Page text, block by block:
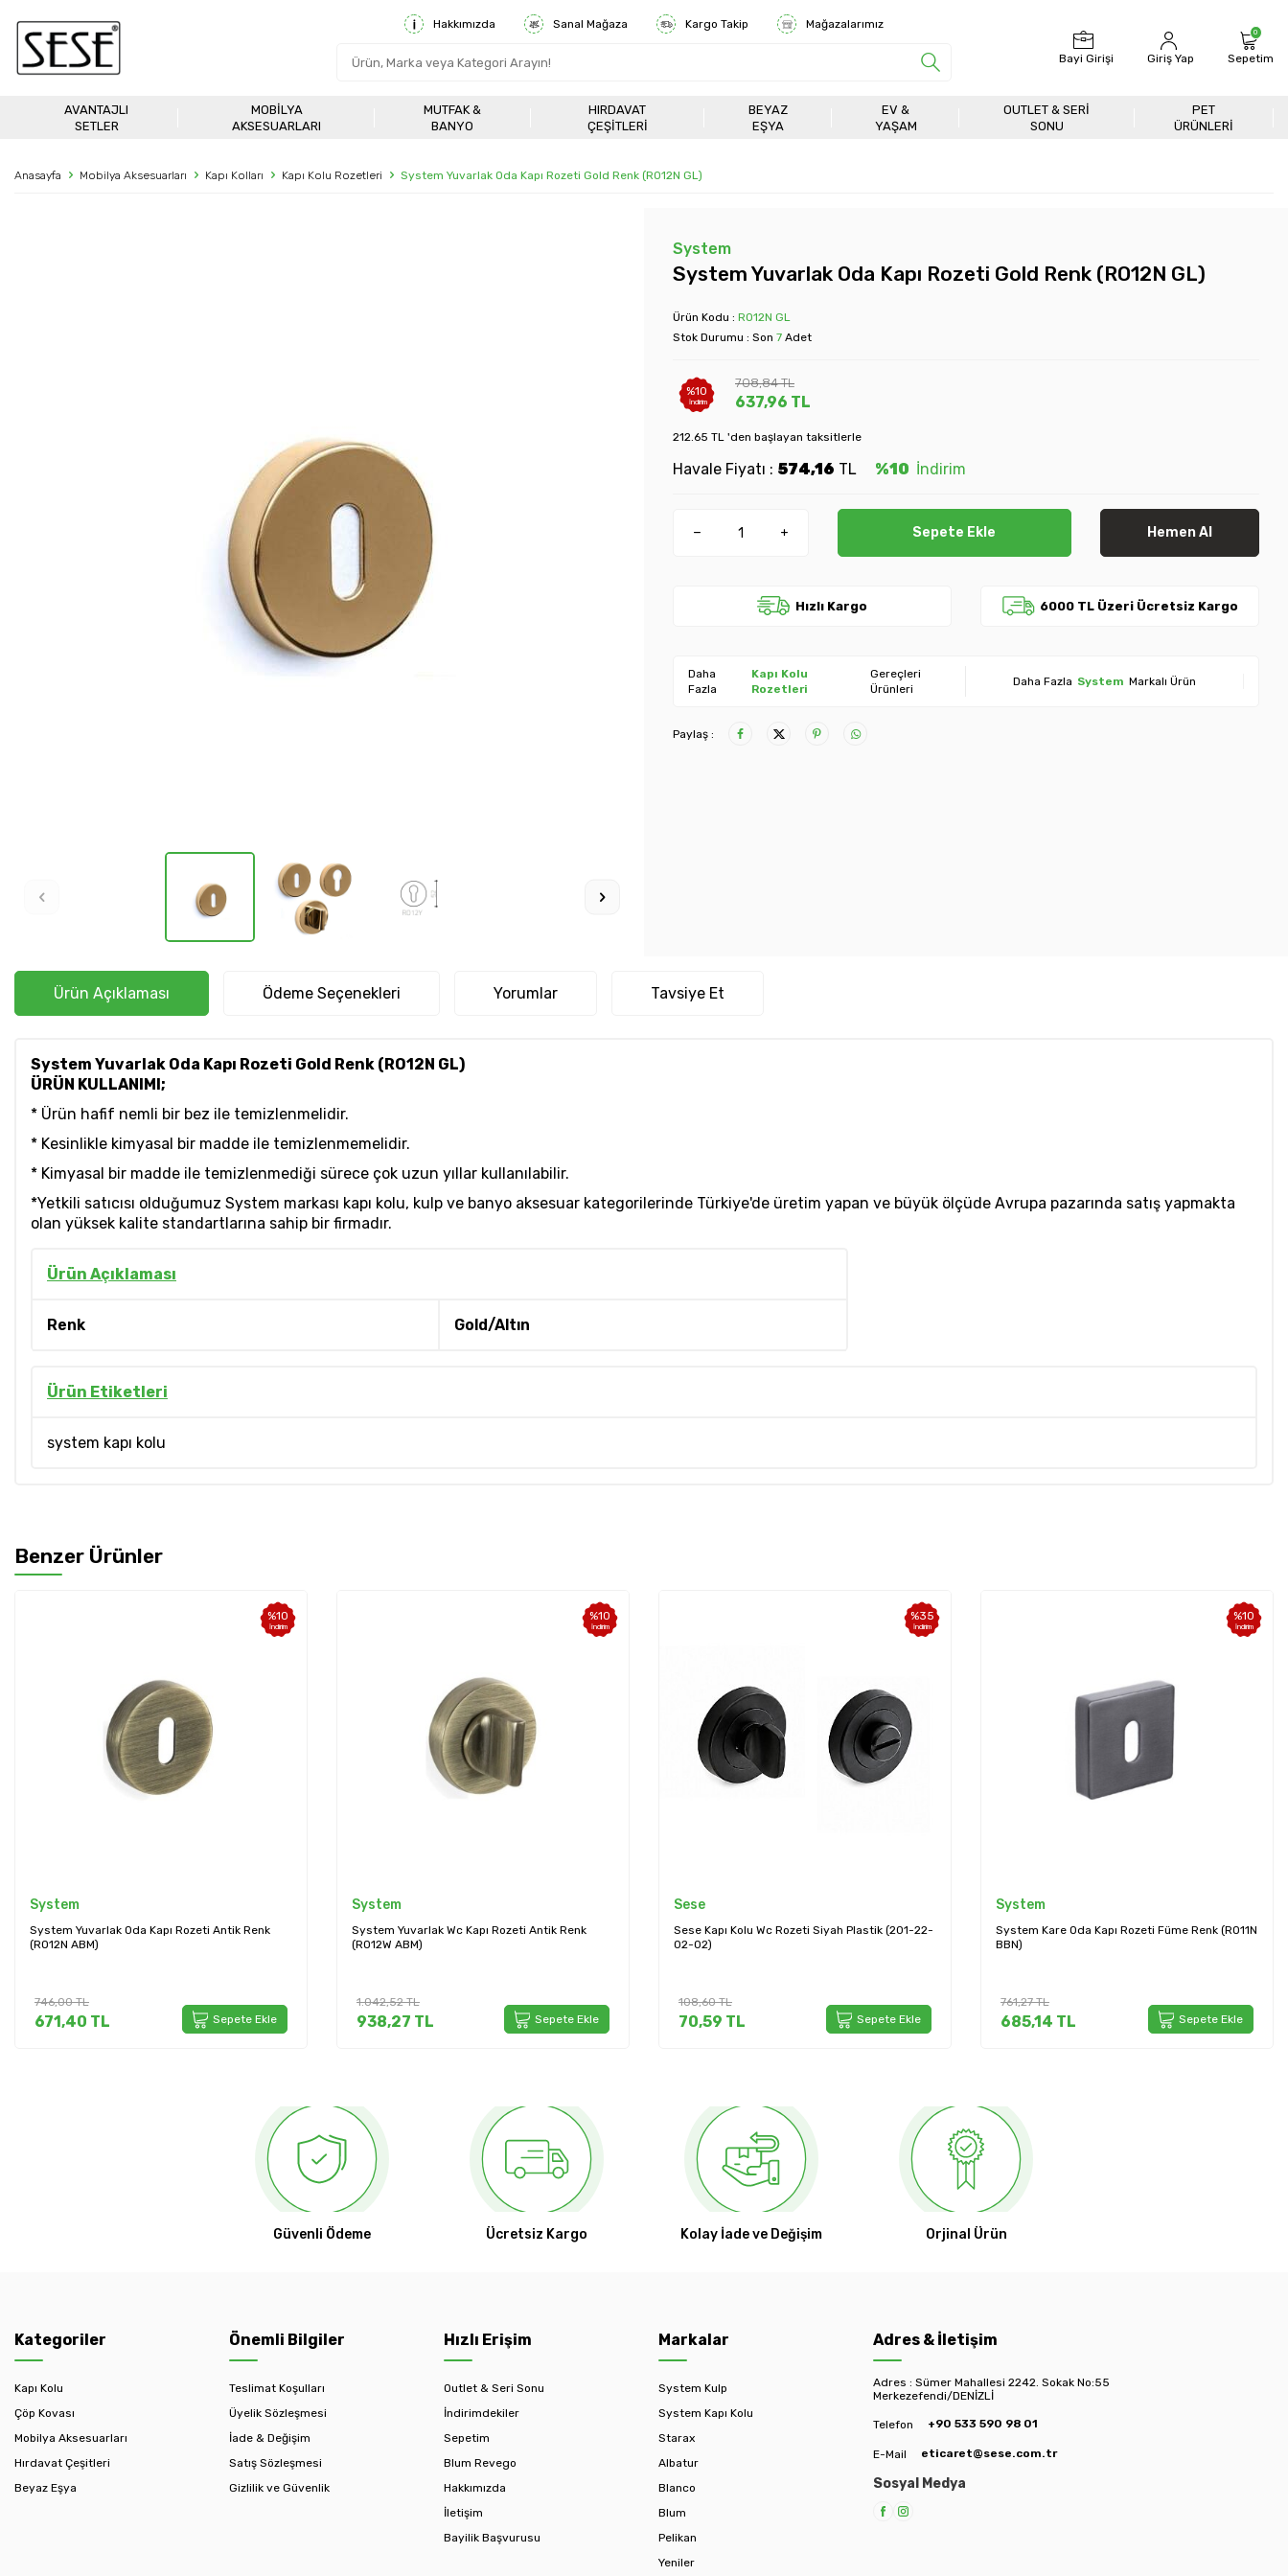
Hakkımızda Sanal Mağaza Kargo Takip Mağazalarımız
Bayi Girişi Giriş Yap
0
Sepetim
AVANTAJLI
SETLER
MOBILYA
AKSESUARLARI
MUTFAK &
BANYO
HIRDAVAT
ÇEŞITLERI
BEYAZ
EŞYA
EV &
YAŞAM
OUTLET & SERI
SONU
PET
ÜRÜNLERİ
Anasayfa Mobilya Aksesuarları Kapı Kolları Kapı Kolu Rozetleri System Yuvarlak Oda Kapı Rozeti Gold Renk (RO12N GL)
System
System Yuvarlak Oda Kapı Rozeti Gold Renk (RO12N GL)
Ürün Kodu : RO12N GL
Stok Durumu : Son 7 Adet
%10
İndirim
708,84TL
637,96 TL
212.65 TL 'den başlayan taksitlerle
Havale Fiyatı : 574,16 TL %10 İndirim
Sepete Ekle Hemen Al
Hızlı Kargo 6000 TL Üzeri Ücretsiz Kargo
Daha
Fazla
Kapı Kolu
Rozetleri
Gereçleri
Ürünleri
Daha Fazla System Markalı Ürün
Paylaş :
Ürün Açıklaması Ödeme Seçenekleri Yorumlar Tavsiye Et
System Yuvarlak Oda Kapı Rozeti Gold Renk (RO12N GL)
ÜRÜN KULLANIMI;
* Ürün hafif nemli bir bez ile temizlenmelidir.
* Kesinlikle kimyasal bir madde ile temizlenmemelidir.
* Kimyasal bir madde ile temizlenmediği sürece çok uzun yıllar kullanılabilir.
*Yetkili satıcısı olduğumuz System markası kapı kolu, kulp ve banyo aksesuar kategorilerinde Türkiye'de üretim yapan ve büyük ölçüde Avrupa pazarında satış yapmakta
olan yüksek kalite standartlarına sahip bir firmadır.
Ürün Açıklaması
Renk Gold/Altın
Ürün Etiketleri
system kapı kolu
Benzer Ürünler
%10
İndirim
System
System Yuvarlak Wc Kapı Rozeti Antik Renk
(RO12W ABM)
1.042,52TL
938,27 TL Sepete Ekle
%35
İndirim
Sese
Sese Kapı Kolu Wc Rozeti Siyah Plastik (201-22-
02-02)
108,60TL
70,59TL Sepete Ekle
%10
İndirim
System
System Kare Oda Kapı Rozeti Füme Renk (RO11N
BBN)
761,27TL
685,14TL Sepete Ekle
%10
İndirim
System
System Yuvarlak Oda Kapı Rozeti Nikel Saten
(RO12N NB)
708,84TL
637,96 TL Sepete Ekle
Güvenli Ödeme Ücretsiz Kargo Kolay İade ve Değişim Orjinal Ürün
Kategoriler
Kapı Kolu
Çöp Kovası
Mobilya Aksesuarları
Hırdavat Çeşitleri
Beyaz Eşya
Önemli Bilgiler
Teslimat Koşulları
Üyelik Sözleşmesi
İade & Değişim
Satış Sözleşmesi
Gizlilik ve Güvenlik
Hızlı Erişim
Outlet & Seri Sonu
İndirimdekiler
Sepetim
Blum Revego
Hakkımızda
İletişim
Bayilik Başvurusu
Markalar
System Kulp
System Kapı Kolu
Starax
Albatur
Blanco
Blum
Pelikan
Yeniler
Adres & İletişim
Adres : Sümer Mahallesi 2242. Sokak No:55
Merkezefendi/DENİZLİ
Telefon +90 533 590 98 01
E-Mail eticaret@sese.com.tr
Sosyal Medya